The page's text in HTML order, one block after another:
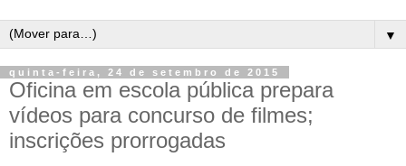
▼
quinta-feira, 24 de setembro de 2015
Oficina em escola pública prepara
vídeos para concurso de filmes;
inscrições prorrogadas